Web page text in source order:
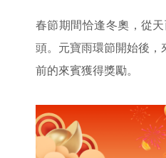
春節期間恰逢冬奧，從
頭。元寶雨環節開始後
前的來賓獲得獎勵。